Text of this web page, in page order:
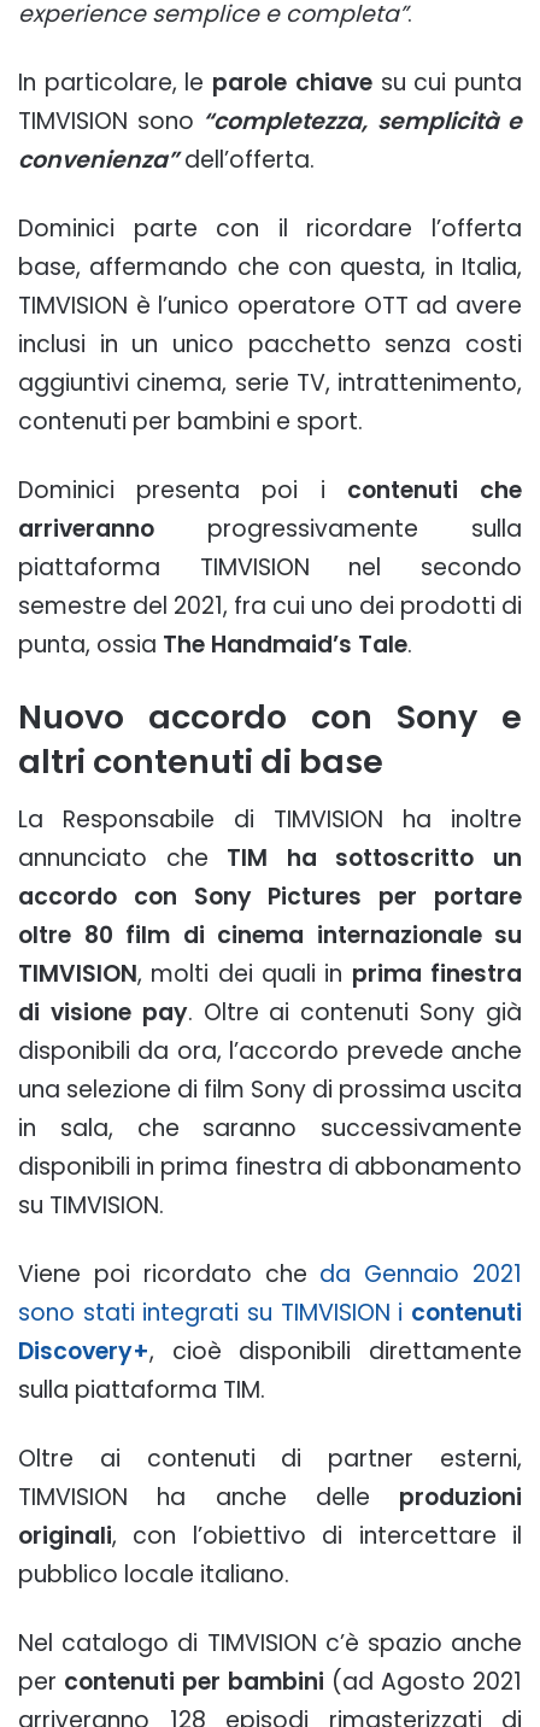
experience semplice e completa”.
In particolare, le parole chiavesu cui punta
TIMVISION sono “completezza, semplicità e
convenienza”dell’offerta.
Dominici parte con il ricordare l’offerta
base, affermando che con questa, in Italia,
TIMVISION è l’unico operatore OTT ad avere
inclusi in un unico pacchetto senza costi
aggiuntivi cinema, serie TV, intrattenimento,
contenuti per bambini e sport.
Dominici presenta poi i contenuti che
arriveranno progressivamente sulla
piattaforma TIMVISION nel secondo
semestre del 2021, fra cui uno dei prodotti di
punta, ossia The Handmaid’s Tale.
Nuovo accordo con Sony e
altri contenuti di base
La Responsabile di TIMVISION ha inoltre
annunciato che TIM ha sottoscritto un
accordo con Sony Pictures per portare
oltre 80 film di cinema internazionale su
TIMVISION, molti dei quali in prima finestra
di visione pay. Oltre ai contenuti Sony già
disponibili da ora, l’accordo prevede anche
una selezione di film Sony di prossima uscita
in sala, che saranno successivamente
disponibili in prima finestra di abbonamento
su TIMVISION.
Viene poi ricordato che da Gennaio 2021
sono stati integrati su TIMVISION i contenuti
Discovery+, cioè disponibili direttamente
sulla piattaforma TIM.
Oltre ai contenuti di partner esterni,
TIMVISION ha anche delle produzioni
originali, con l’obiettivo di intercettare il
pubblico locale italiano.
Nel catalogo di TIMVISION c’è spazio anche
per contenuti per bambini (ad Agosto 2021
arriveranno 128 episodi rimasterizzati di